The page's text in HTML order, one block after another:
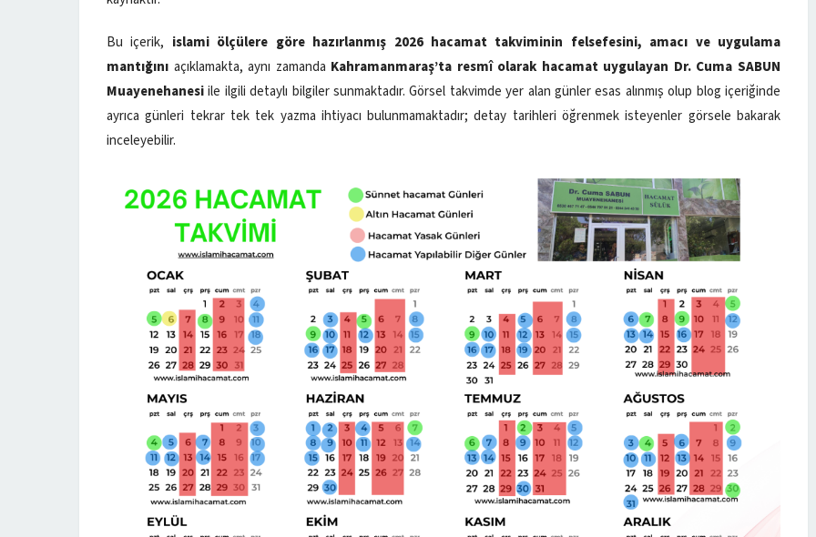
Bu içerik, islami ölçülere göre hazırlanmış 2026 hacamat takviminin felsefesini, amacı ve uygulama
mantığını açıklamakta, aynı zamanda Kahramanmaraş’ta resmî olarak hacamat uygulayan Dr. Cuma SABUN
Muayenehanesiile ilgili detaylı bilgiler sunmaktadır. Görsel takvimde yer alan günler esas alınmış olup blog içeriğinde
ayrıca günleri tekrar tek tek yazma ihtiyacı bulunmamaktadır; detay tarihleri öğrenmek isteyenler görsele bakarak
inceleyebilir.